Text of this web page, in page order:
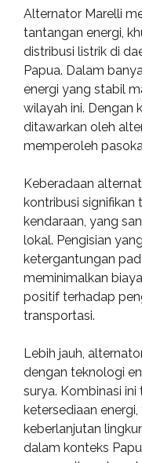
Alternator Marelli
tantangan energi,
distribusi listrik di
Papua. Dalam
energi yang stabil
wilayah ini. Dengan
ditawarkan oleh
memperoleh
Keberadaan
kontribusi signifikan
kendaraan, yang
lokal. Pengisian
ketergantungan
meminimalkan
positif terhadap
transportasi.
Lebih jauh,
dengan teknologi
surya. Kombinasi
ketersediaan
keberlanjutan
dalam konteks